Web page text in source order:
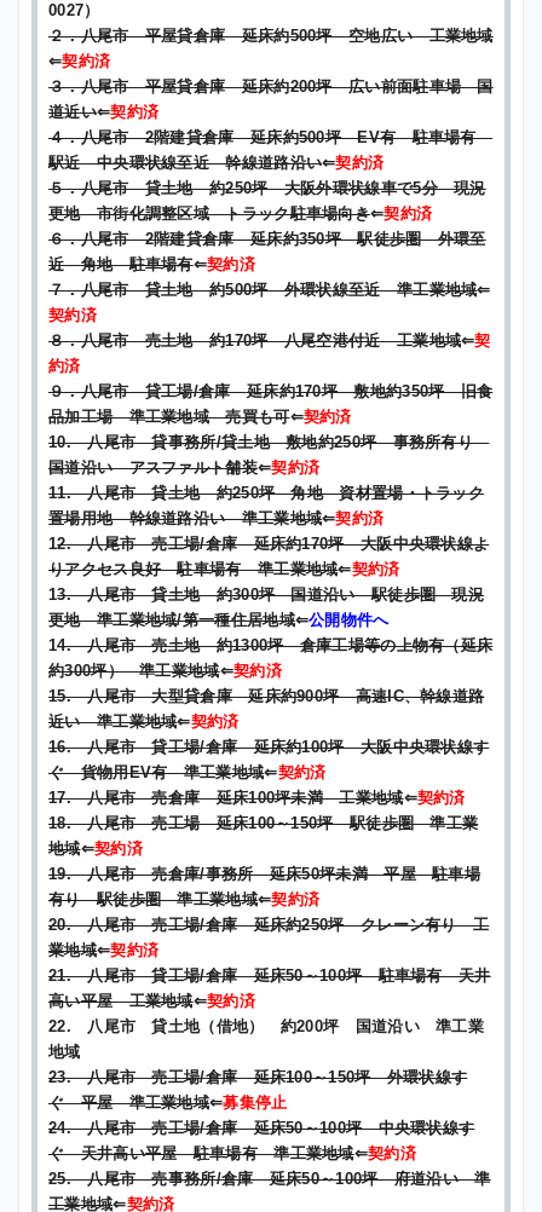
0027）
２．八尾市 平屋貸倉庫 延床約500坪 空地広い 工業地域
⇐契約済
３．八尾市 平屋貸倉庫 延床約200坪 広い前面駐車場 国
道近い⇐契約済
４．八尾市 2階建貸倉庫 延床約500坪 EV有 駐車場有
駅近 中央環状線至近 幹線道路沿い⇐契約済
５．八尾市 貸土地 約250坪 大阪外環状線車で5分 現況
更地 市街化調整区域 トラック駐車場向き⇐契約済
６．八尾市 2階建貸倉庫 延床約350坪 駅徒歩圏 外環至
近 角地 駐車場有⇐契約済
７．八尾市 貸土地 約500坪 外環状線至近 準工業地域⇐
契約済
８．八尾市 売土地 約170坪 八尾空港付近 工業地域⇐契
約済
９．八尾市 貸工場/倉庫 延床約170坪 敷地約350坪 旧食
品加工場 準工業地域 売買も可⇐契約済
10. 八尾市 貸事務所/貸土地 敷地約250坪 事務所有り
国道沿い アスファルト舗装⇐契約済
11. 八尾市 貸土地 約250坪 角地 資材置場・トラック
置場用地 幹線道路沿い 準工業地域⇐契約済
12. 八尾市 売工場/倉庫 延床約170坪 大阪中央環状線よ
りアクセス良好 駐車場有 準工業地域⇐契約済
13. 八尾市 貸土地 約300坪 国道沿い 駅徒歩圏 現況
更地 準工業地域/第一種住居地域⇐公開物件へ
14. 八尾市 売土地 約1300坪 倉庫工場等の上物有（延床
約300坪） 準工業地域⇐契約済
15. 八尾市 大型貸倉庫 延床約900坪 高速IC、幹線道路
近い 準工業地域⇐契約済
16. 八尾市 貸工場/倉庫 延床約100坪 大阪中央環状線す
ぐ 貨物用EV有 準工業地域⇐契約済
17. 八尾市 売倉庫 延床100坪未満 工業地域⇐契約済
18. 八尾市 売工場 延床100～150坪 駅徒歩圏 準工業
地域⇐契約済
19. 八尾市 売倉庫/事務所 延床50坪未満 平屋 駐車場
有り 駅徒歩圏 準工業地域⇐契約済
20. 八尾市 売工場/倉庫 延床約250坪 クレーン有り 工
業地域⇐契約済
21. 八尾市 貸工場/倉庫 延床50～100坪 駐車場有 天井
高い平屋 工業地域⇐契約済
22. 八尾市 貸土地（借地） 約200坪 国道沿い 準工業
地域
23. 八尾市 売工場/倉庫 延床100～150坪 外環状線す
ぐ 平屋 準工業地域⇐募集停止
24. 八尾市 売工場/倉庫 延床50～100坪 中央環状線す
ぐ 天井高い平屋 駐車場有 準工業地域⇐契約済
25. 八尾市 売事務所/倉庫 延床50～100坪 府道沿い 準
工業地域⇐契約済